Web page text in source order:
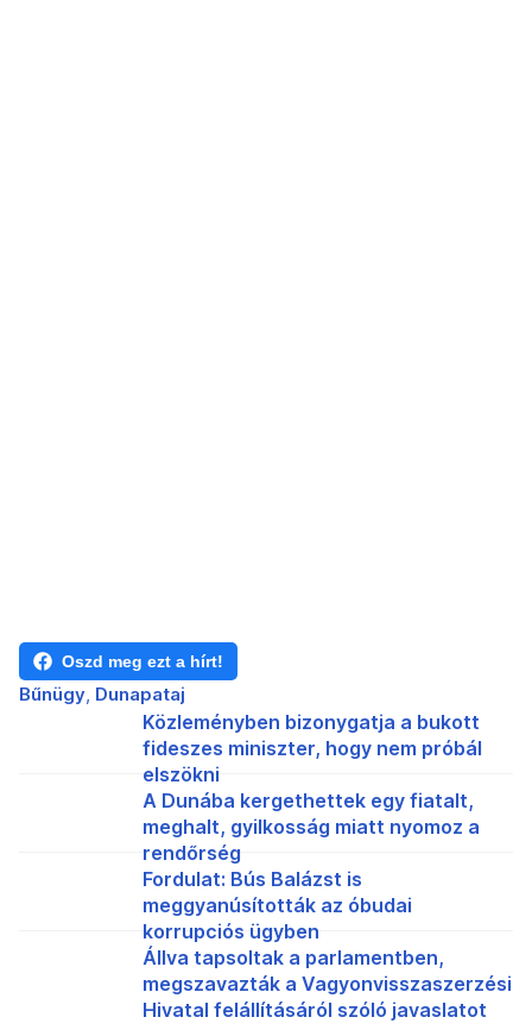
Oszd meg ezt a hírt!
Bűnügy Dunapataj
Közleményben bizonygatja a bukott
fideszes miniszter, hogy nem próbál
elszökni
A Dunába kergethettek egy fiatalt,
meghalt, gyilkosság miatt nyomoz a
rendőrség
Fordulat: Bús Balázst is
meggyanúsították az óbudai
korrupciós ügyben
Állva tapsoltak a parlamentben,
megszavazták a Vagyonvisszaszerzési
Hivatal felállításáról szóló javaslatot